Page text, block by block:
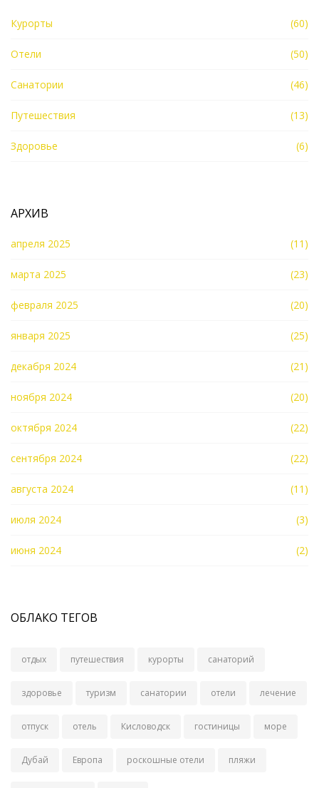
Курорты (60)
Отели (50)
Санатории (46)
Путешествия (13)
Здоровье (6)
АРХИВ
апреля 2025 (11)
марта 2025 (23)
февраля 2025 (20)
января 2025 (25)
декабря 2024 (21)
ноября 2024 (20)
октября 2024 (22)
сентября 2024 (22)
августа 2024 (11)
июля 2024 (3)
июня 2024 (2)
ОБЛАКО ТЕГОВ
отдых путешествия курорты санаторий
здоровье туризм санатории отели лечение
отпуск отель Кисловодск гостиницы море
Дубай Европа роскошные отели пляжи